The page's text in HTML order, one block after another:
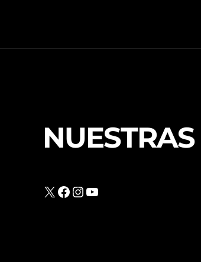
X Facebook
Instagram
YouTube